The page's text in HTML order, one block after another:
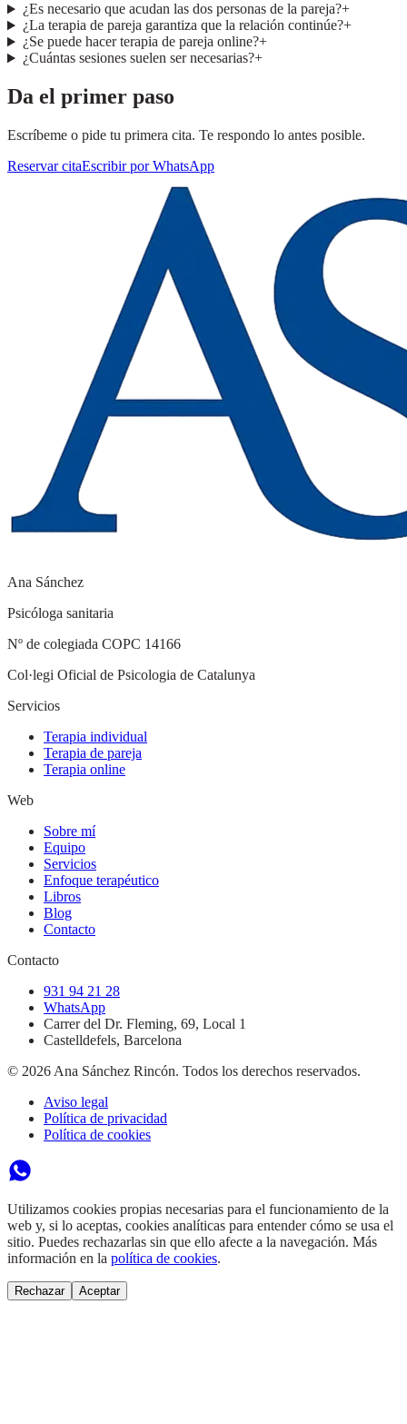
¿Es necesario que acudan las dos personas de la pareja?+
¿La terapia de pareja garantiza que la relación continúe?+
¿Se puede hacer terapia de pareja online?+
¿Cuántas sesiones suelen ser necesarias?+
Da el primer paso
Escríbeme o pide tu primera cita. Te respondo lo antes posible.
Reservar citaEscribir por WhatsApp
Ana Sánchez
Psicóloga sanitaria
Nº de colegiada COPC 14166
Col·legi Oficial de Psicologia de Catalunya
Servicios
Terapia individual
Terapia de pareja
Terapia online
Web
Sobre mí
Equipo
Servicios
Enfoque terapéutico
Libros
Blog
Contacto
Contacto
931 94 21 28
WhatsApp
Carrer del Dr. Fleming, 69, Local 1
Castelldefels, Barcelona
© 2026 Ana Sánchez Rincón. Todos los derechos reservados.
Aviso legal
Política de privacidad
Política de cookies
Utilizamos cookies propias necesarias para el funcionamiento de la
web y, si lo aceptas, cookies analíticas para entender cómo se usa el
sitio. Puedes rechazarlas sin que ello afecte a la navegación. Más
información en la política de cookies.
Rechazar Aceptar